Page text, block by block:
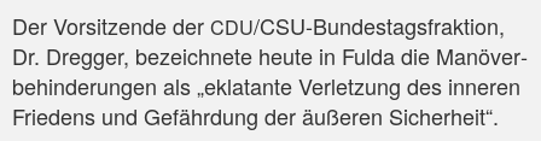
Der Vor­sit­zen­de der CDU/C­SU-Bun­des­tags­frak­ti­on,
Dr. Dreg­ger, bezeich­ne­te heu­te in Ful­da die Manö­ver­
be­hin­de­run­gen als „ekla­tan­te Ver­let­zung des inne­ren
Frie­dens und Gefähr­dung der äuße­ren Sicherheit“.